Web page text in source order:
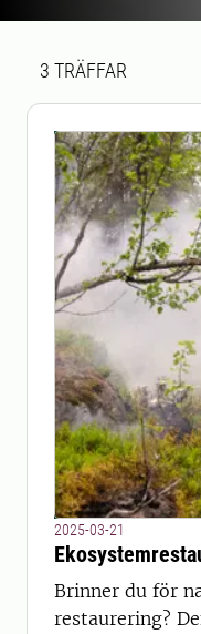
Sökresultat
3 TRÄFFAR
2025-03-21
Brinner du för
restaurering?